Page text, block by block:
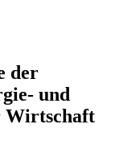
der
und
Wirtschaft